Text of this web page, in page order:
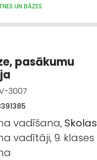
UN BĀZES
pasākumu
3007
vadīšana, Skolas
vadītāji, 9. klases